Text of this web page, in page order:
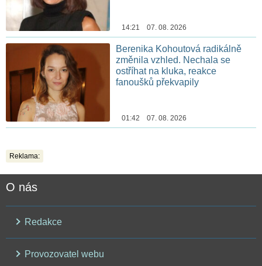
14:21 07. 08. 2026
Berenika Kohoutová radikálně
změnila vzhled. Nechala se
ostříhat na kluka, reakce
fanoušků překvapily
01:42 07. 08. 2026
Reklama:
O nás
Redakce
Provozovatel webu